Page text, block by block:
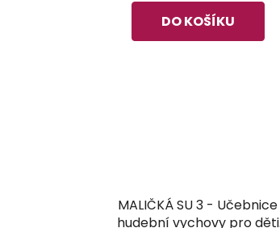
DO KOŠÍKU
MALIČKÁ SU 3 - Učebnice
hudební vychovy pro děti